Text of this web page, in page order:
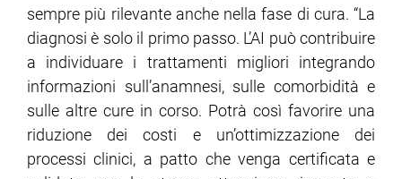
sempre più rilevante anche nella fase di cura. “La
diagnosi è solo il primo passo. L’AI può contribuire
a individuare i trattamenti migliori integrando
informazioni sull’anamnesi, sulle comorbidità e
sulle altre cure in corso. Potrà così favorire una
riduzione dei costi e un’ottimizzazione dei
processi clinici, a patto che venga certificata e